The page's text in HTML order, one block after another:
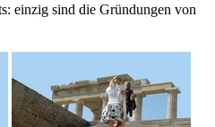
einzig sind die Gründungen von